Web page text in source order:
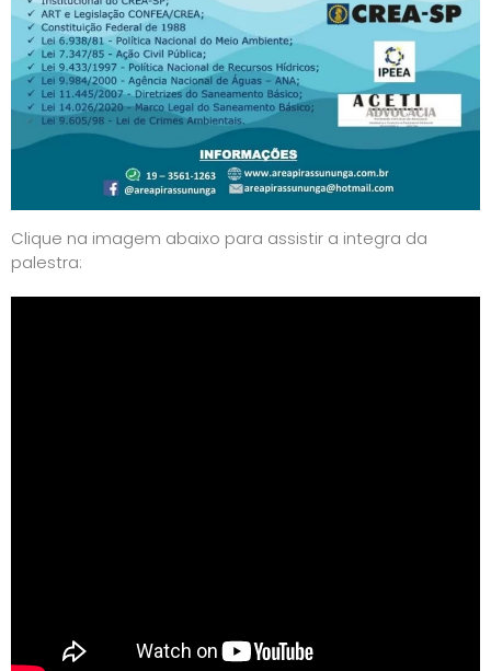
Clique na imagem abaixo para assistir a integra da
palestra: